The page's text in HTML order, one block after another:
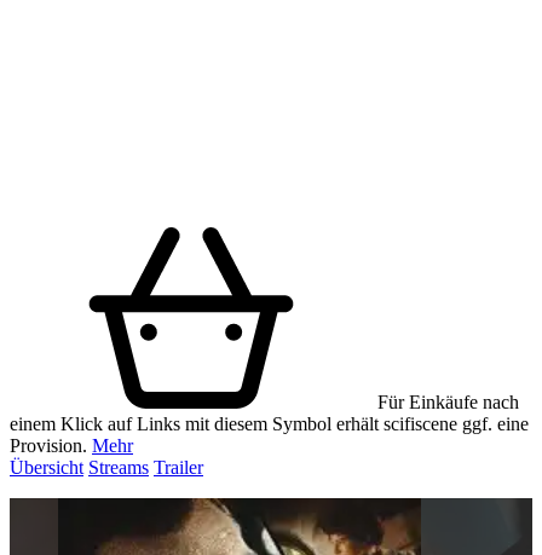
Für Einkäufe nach
einem Klick auf Links mit diesem Symbol erhält scifiscene ggf. eine
Provision. Mehr
Übersicht Streams Trailer